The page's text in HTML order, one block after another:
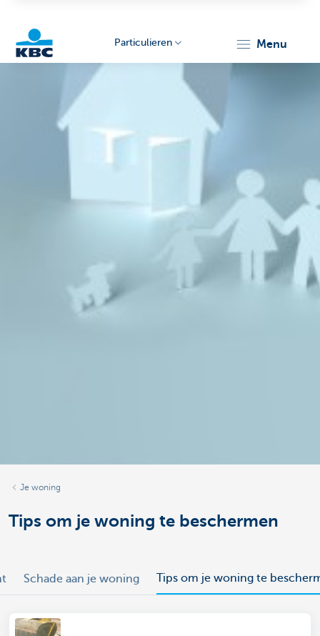
Particulieren menu
Je woning
Tips om je woning te beschermen
Schade aan je woning Tips om je woning te